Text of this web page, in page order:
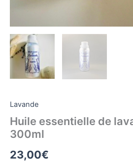
Lavande
Huile essentielle de
300ml
23,00€